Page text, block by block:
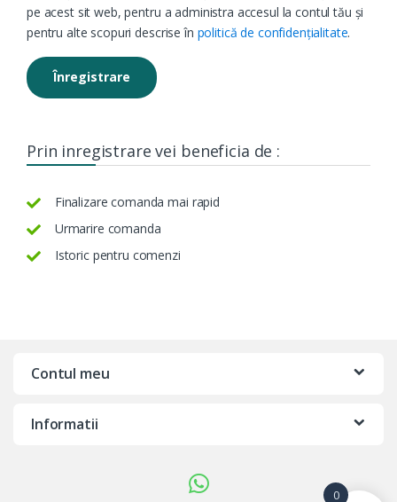
pe acest sit web, pentru a administra accesul la contul tău și
pentru alte scopuri descrise în politică de confidențialitate.
Înregistrare
Prin inregistrare vei beneficia de :
Finalizare comanda mai rapid
Urmarire comanda
Istoric pentru comenzi
Contul meu
Informatii
0